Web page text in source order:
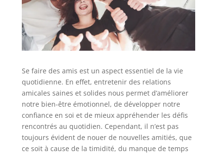
Se faire des amis est un aspect essentiel de la vie
quotidienne. En effet, entretenir des relations
amicales saines et solides nous permet d’améliorer
notre bien-être émotionnel, de développer notre
confiance en soi et de mieux appréhender les défis
rencontrés au quotidien. Cependant, il n’est pas
toujours évident de nouer de nouvelles amitiés, que
ce soit à cause de la timidité, du manque de temps